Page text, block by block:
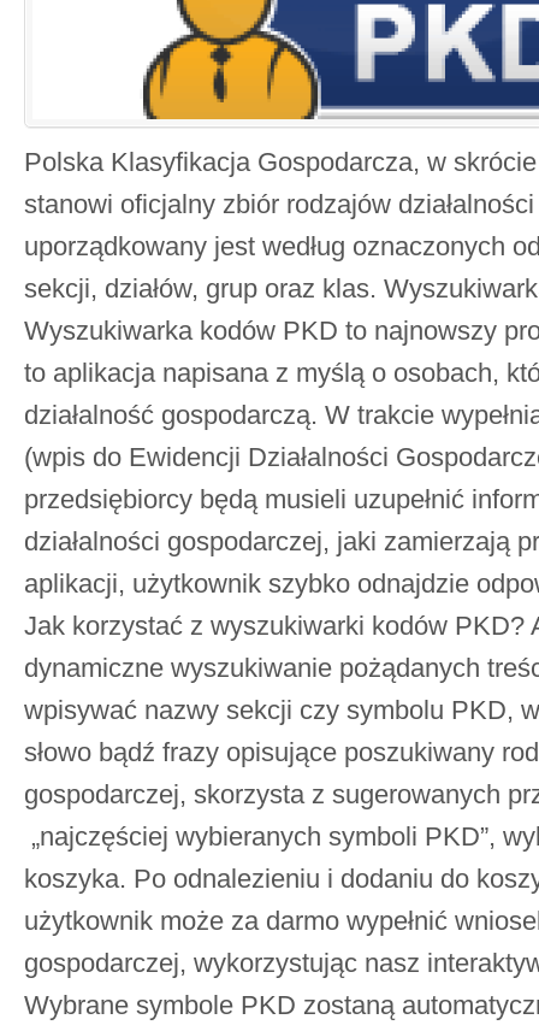
Polska Klasyfikacja Gospodarcza, w
stanowi oficjalny zbiór rodzajów
uporządkowany jest według oznaczonych
sekcji, działów, grup oraz klas.
Wyszukiwarka kodów PKD to najnowszy
to aplikacja napisana z myślą o osobach,
działalność gospodarczą. W trakcie
(wpis do Ewidencji Działalności
przedsiębiorcy będą musieli uzupełnić
działalności gospodarczej, jaki zamierzają
aplikacji, użytkownik szybko odnajdzie
Jak korzystać z wyszukiwarki kodów PKD?
dynamiczne wyszukiwanie pożądanych
wpisywać nazwy sekcji czy symbolu PKD,
słowo bądź frazy opisujące poszukiwany
gospodarczej, skorzysta z sugerowanych
„najczęściej wybieranych symboli PKD”,
koszyka. Po odnalezieniu i dodaniu do
użytkownik może za darmo wypełnić
gospodarczej, wykorzystując nasz
Wybrane symbole PKD zostaną